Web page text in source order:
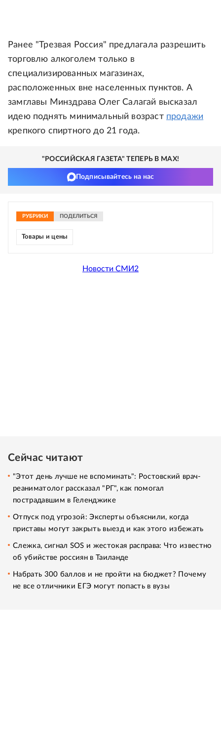
Ранее "Трезвая Россия" предлагала разрешить
торговлю алкоголем только в
специализированных магазинах,
расположенных вне населенных пунктов. А
замглавы Минздрава Олег Салагай высказал
идею поднять минимальный возраст продажи
крепкого спиртного до 21 года.
"РОССИЙСКАЯ ГАЗЕТА" ТЕПЕРЬ В MAX!
Подписывайтесь на нас
РУБРИКИ ПОДЕЛИТЬСЯ
Товары и цены
Новости СМИ2
Сейчас читают
"Этот день лучше не вспоминать": Ростовский врач-
реаниматолог рассказал "РГ", как помогал
пострадавшим в Геленджике
Отпуск под угрозой: Эксперты объяснили, когда
приставы могут закрыть выезд и как этого избежать
Слежка, сигнал SOS и жестокая расправа: Что известно
об убийстве россиян в Таиланде
Набрать 300 баллов и не пройти на бюджет? Почему
не все отличники ЕГЭ могут попасть в вузы